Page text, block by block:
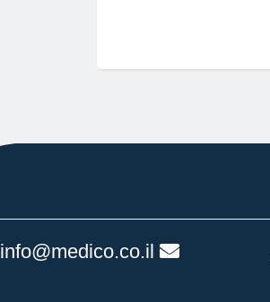
info@medico.co.il